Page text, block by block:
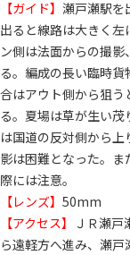
【ガイド】 瀬戸瀬駅を
出ると線路は大きく
ン側は法面からの撮
る。編成の長い臨時
合はアウト側から狙う
る。夏場は草が生い
は国道の反対側から
影は困難となった。
際には注意。
【レンズ】 50mm
【アクセス】
ＪＲ瀬
ら遠軽方へ進み、瀬戸